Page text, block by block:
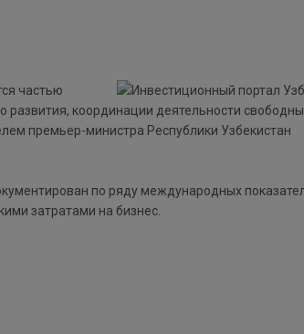
частью
координации деятельности
премьер-министра Республики Узбекистан
по ряду международных
затратами на бизнес.